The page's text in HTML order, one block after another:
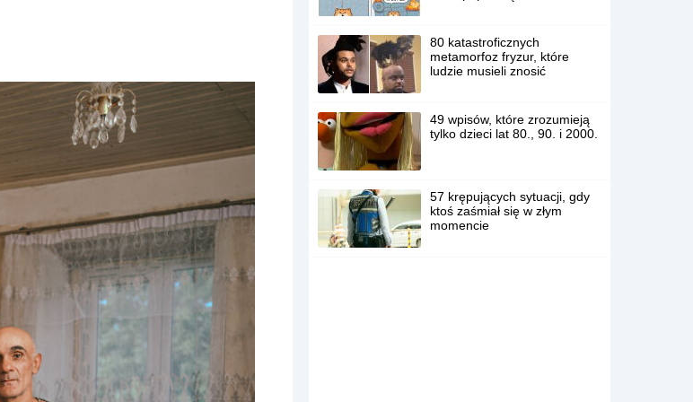
80 katastroficznych
metamorfoz fryzur, które
ludzie musieli znosić
49 wpisów, które zrozumieją
tylko dzieci lat 80., 90. i 2000.
57 krępujących sytuacji, gdy
ktoś zaśmiał się w złym
momencie